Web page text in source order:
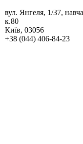
вул. Янгеля, 1/37,
к.80
Київ, 03056
+38 (044) 406-84-23